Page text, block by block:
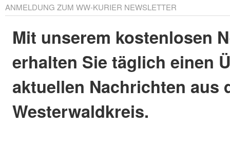
ANMELDUNG ZUM WW-KURIER NEWSLETTER
Mit unserem kostenlosen
erhalten Sie täglich einen
aktuellen Nachrichten aus
Westerwaldkreis.